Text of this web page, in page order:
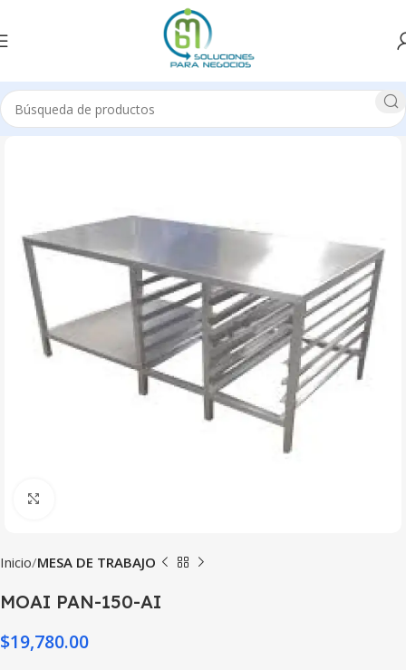
Inicio MESA DE TRABAJO
MOAI PAN-150-AI
$19,780.00